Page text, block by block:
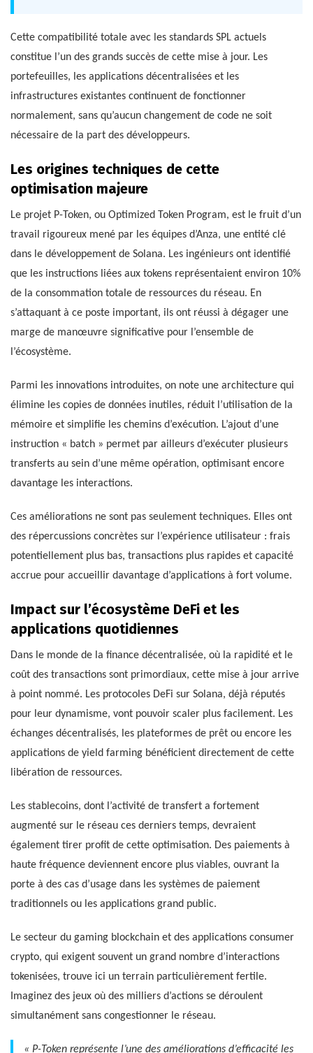
Cette compatibilité totale avec les standards SPL actuels
constitue l’un des grands succès de cette mise à jour. Les
portefeuilles, les applications décentralisées et les
infrastructures existantes continuent de fonctionner
normalement, sans qu’aucun changement de code ne soit
nécessaire de la part des développeurs.
Les origines techniques de cette
optimisation majeure
Le projet P-Token, ou Optimized Token Program, est le fruit d’un
travail rigoureux mené par les équipes d’Anza, une entité clé
dans le développement de Solana. Les ingénieurs ont identifié
que les instructions liées aux tokens représentaient environ 10%
de la consommation totale de ressources du réseau. En
s’attaquant à ce poste important, ils ont réussi à dégager une
marge de manœuvre significative pour l’ensemble de
l’écosystème.
Parmi les innovations introduites, on note une architecture qui
élimine les copies de données inutiles, réduit l’utilisation de la
mémoire et simplifie les chemins d’exécution. L’ajout d’une
instruction « batch » permet par ailleurs d’exécuter plusieurs
transferts au sein d’une même opération, optimisant encore
davantage les interactions.
Ces améliorations ne sont pas seulement techniques. Elles ont
des répercussions concrètes sur l’expérience utilisateur : frais
potentiellement plus bas, transactions plus rapides et capacité
accrue pour accueillir davantage d’applications à fort volume.
Impact sur l’écosystème DeFi et les
applications quotidiennes
Dans le monde de la finance décentralisée, où la rapidité et le
coût des transactions sont primordiaux, cette mise à jour arrive
à point nommé. Les protocoles DeFi sur Solana, déjà réputés
pour leur dynamisme, vont pouvoir scaler plus facilement. Les
échanges décentralisés, les plateformes de prêt ou encore les
applications de yield farming bénéficient directement de cette
libération de ressources.
Les stablecoins, dont l’activité de transfert a fortement
augmenté sur le réseau ces derniers temps, devraient
également tirer profit de cette optimisation. Des paiements à
haute fréquence deviennent encore plus viables, ouvrant la
porte à des cas d’usage dans les systèmes de paiement
traditionnels ou les applications grand public.
Le secteur du gaming blockchain et des applications consumer
crypto, qui exigent souvent un grand nombre d’interactions
tokenisées, trouve ici un terrain particulièrement fertile.
Imaginez des jeux où des milliers d’actions se déroulent
simultanément sans congestionner le réseau.
« P-Token représente l’une des améliorations d’efficacité les